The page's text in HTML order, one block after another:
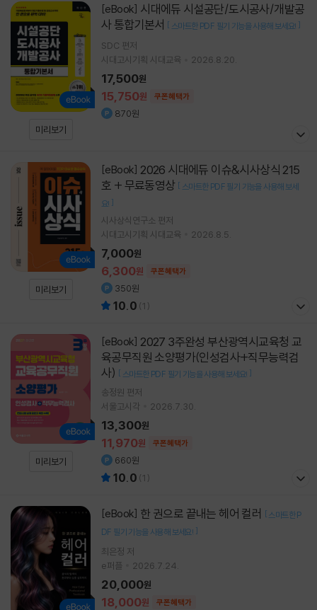
미리보기
[eBook]
사 통합기본서 [ 스마트한 PDF 필기 기능을 사용해 보세요! ]
SDC 편저
시대고시기획 시대교육
2026.8.20.
15,750원 쿠폰혜택가
17,500원
870원
미리보기
[eBook]
호 + 무료동영상 [ 스마트한 PDF 필기 기능을 사용해 보세
요! ]
시사상식연구소 편저
시대고시기획 시대교육
2026.8.5.
6,300원 쿠폰혜택가
7,000원
350원
10.0 (1 )
미리보기
[eBook]
육공무직원 소양평가(인성검사+직무능력검
사) [ 스마트한 PDF 필기 기능을 사용해 보세요! ]
송정원 편저
서울고시각
2026.7.30.
11,970원 쿠폰혜택가
13,300원
660원
10.0 (1 )
[eBook] 한 권으로 끝내는 헤어 컬러 [ 스마트한 P
DF 필기 기능을 사용해 보세요! ]
최은정 저
e퍼플
2026.7.24.
18,000원 쿠폰혜택가
20,000원